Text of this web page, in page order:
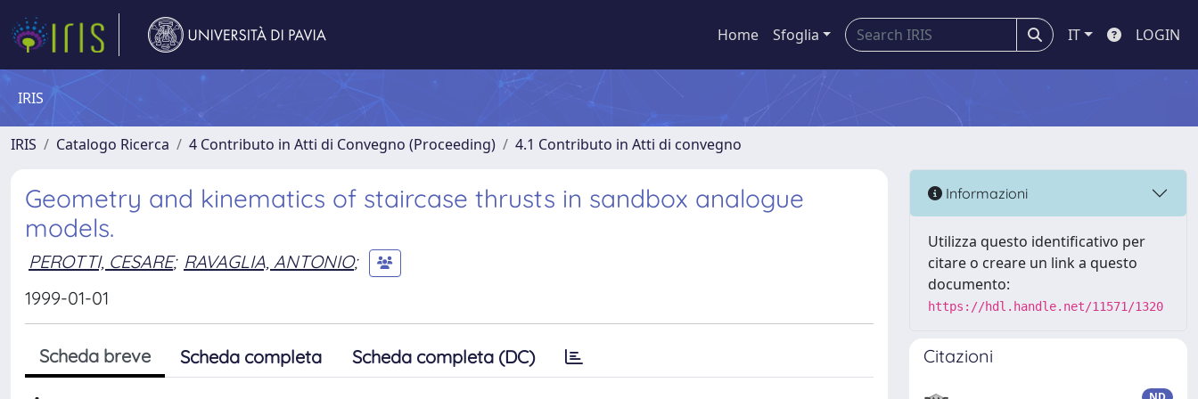
Home Sfoglia IT LOGIN
IRIS
IRIS Catalogo Ricerca 4 Contributo in Atti di Convegno (Proceeding) 4.1 Contributo in Atti di convegno
Geometry and kinematics of staircase thrusts in sandbox analogue
models.
PEROTTI, CESARE; RAVAGLIA, ANTONIO;
1999-01-01
Scheda breve Scheda completa Scheda completa (DC)
Informazioni
Utilizza questo identificativo per
citare o creare un link a questo
documento:
https://hdl.handle.net/11571/1320
Citazioni